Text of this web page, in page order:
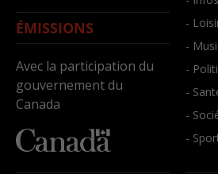
ÉMISSIONS
Avec la participation du
gouvernement du
Canada
-
-
-
-
-
-